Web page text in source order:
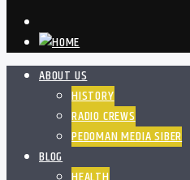
ABOUT US
HISTORY
RADIO CREWS
PEDOMAN MEDIA SIBER
BLOG